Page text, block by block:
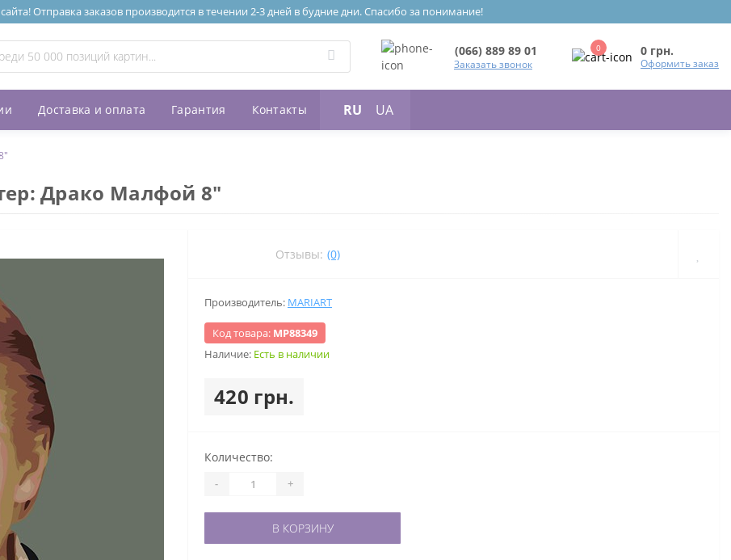
Отправка заказов производится в течении 2-3 дней в будние дни. Спасибо за понимание!
(066) 889 89 01
Заказать звонок
0 0 грн.
Оформить заказ
Доставка и оплата Гарантия Контакты RU UA
Драко Малфой 8"
Отзывы: (0)
Производитель: MARIART
Код товара: МР88349
Наличие: Есть в наличии
420 грн.
Количество:
- +
В КОРЗИНУ